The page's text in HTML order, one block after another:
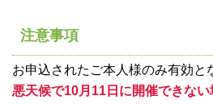
注意事項
お申込されたご本人様のみ有効と
悪天候で10月11日に開催できな